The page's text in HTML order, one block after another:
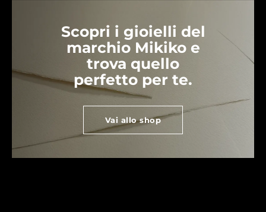
Scopri i gioielli del
marchio Mikiko e
trova quello
perfetto per te.
Vai allo shop